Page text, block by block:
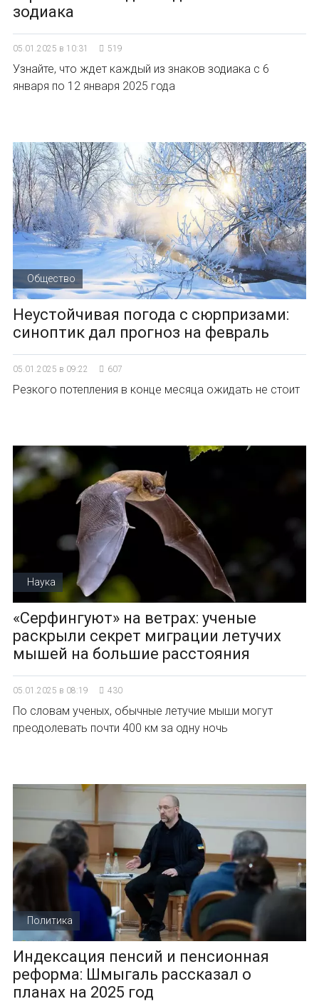
зодиака
05.01.2025 в 10:31 519
Узнайте, что ждет каждый из знаков зодиака с 6
января по 12 января 2025 года
Общество
Неустойчивая погода с сюрпризами:
синоптик дал прогноз на февраль
05.01.2025 в 09:22 607
Резкого потепления в конце месяца ожидать не стоит
Наука
«Серфингуют» на ветрах: ученые
раскрыли секрет миграции летучих
мышей на большие расстояния
05.01.2025 в 08:19 430
По словам ученых, обычные летучие мыши могут
преодолевать почти 400 км за одну ночь
Политика
Индексация пенсий и пенсионная
реформа: Шмыгаль рассказал о
планах на 2025 год